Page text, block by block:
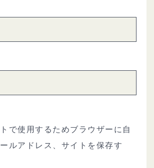
で使用するためブラウザーに自
ルアドレス、サイトを保存す